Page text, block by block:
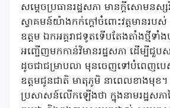
សម្តេចប្រធានរដ្ឋសភា មានក្តីសោមនស្
ស្វាគមន៍យ៉ាងកក់ក្តៅចំពោះវត្តមានរប
ឧត្តម ឯកអគ្គរាជទូតទើបតែងតាំងថ្មីទ
អញ្ជើញមកកាន់វិមានរដ្ឋសភា ដើម្បីជួប
ដូចជាជម្រាបលា មុនចេញទៅបំពេញបេស
ឧត្តមជូនជាតិ មាតុភូមិ នាពេលខាងមុខ។
ប្រសាសន៍លើកឡើងថា ក្នុងនាមរដ្ឋសភា